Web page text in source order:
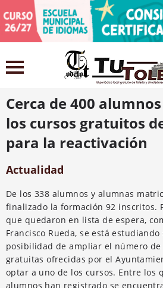
23 julio 2021
Cerca de 400
los cursos gratuitos
para la reactivación
Actualidad
De los 338 alumnos y alumnas
finalizado la formación 92 inscritos.
que quedaron en lista de espera,
Francisco Rueda, se está
posibilidad de ampliar el número
gratuitas ofrecidas por el
optar a uno de los cursos. Entre los
alumnos han registrado se